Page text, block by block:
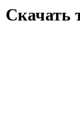
Скачать